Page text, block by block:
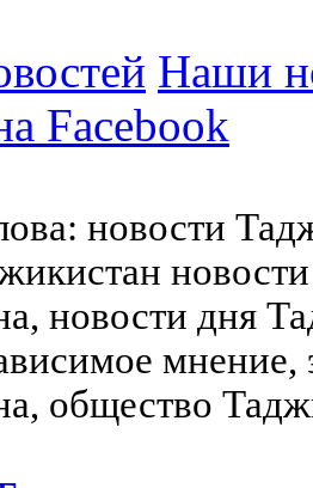
Наши
Facebook
новости
новости дня
общество